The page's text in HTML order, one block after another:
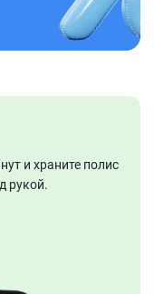
и храните полис
рукой.